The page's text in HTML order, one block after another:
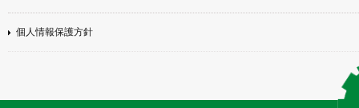
個人情報保護方針